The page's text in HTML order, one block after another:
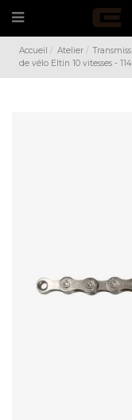
Accueil Atelier
de vélo Eltin 10 vitesses -